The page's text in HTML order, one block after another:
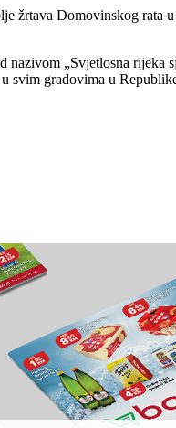
žrtava Domovinskog
„Svjetlosna
svim gradovima u